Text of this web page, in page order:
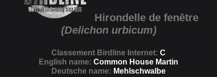
Hirondelle de fenêtre
(Delichon urbicum)
Classement Birdline Internet: C
English name: Common House Martin
Deutsche name: Mehlschwalbe